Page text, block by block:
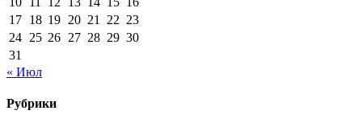
17 18 19 20 21 22 23
24 25 26 27 28 29 30
31
« Июл
Рубрики